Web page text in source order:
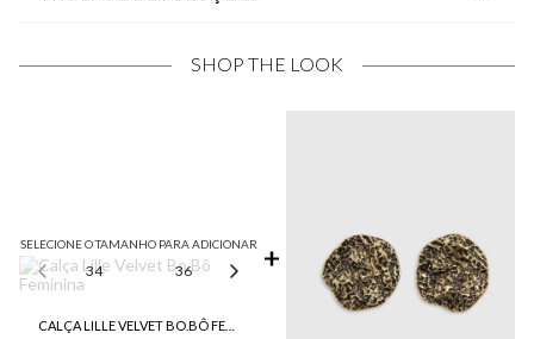
SHOP THE LOOK
SELECIONE O TAMANHO PARA ADICIONAR
34 36 38 44